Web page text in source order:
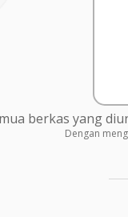
berkas yang
Dengan